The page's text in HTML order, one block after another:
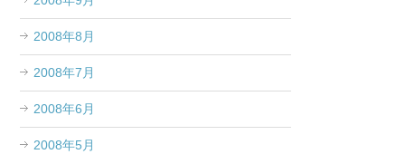
2008年8月
2008年7月
2008年6月
2008年5月